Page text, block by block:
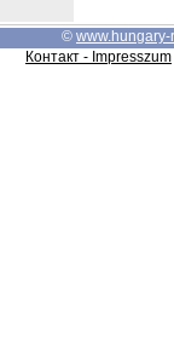
© www.hungary-
Контакт - Impresszum